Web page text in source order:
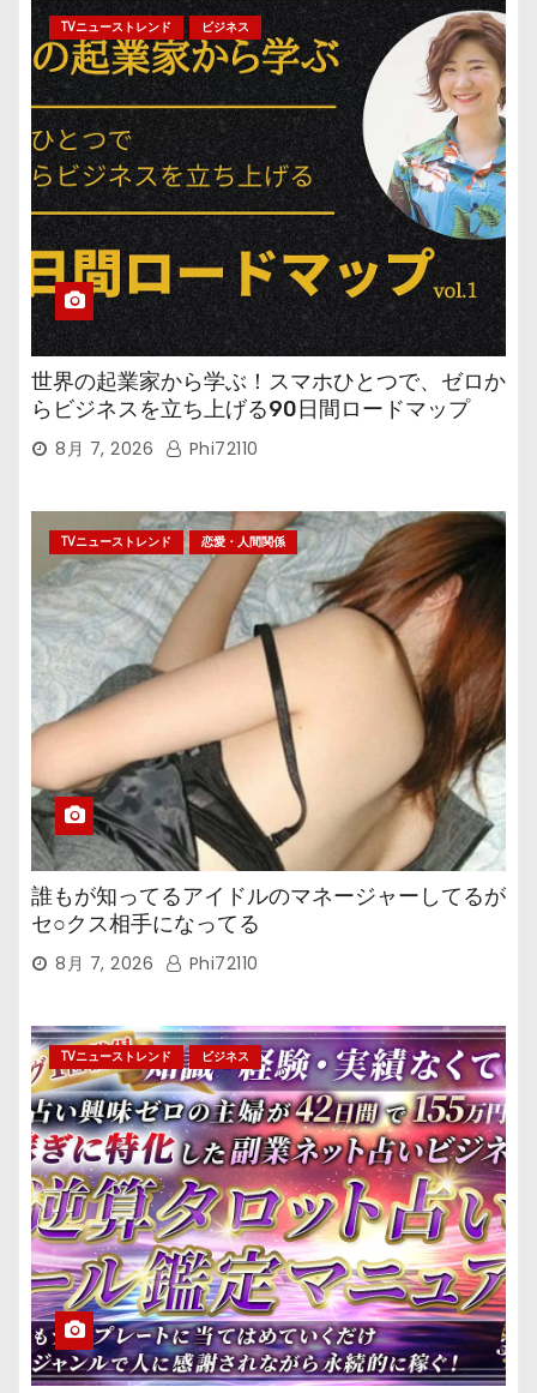
TVニューストレンド ビジネス
世界の起業家から学ぶ！スマホひとつで、ゼロか
らビジネスを立ち上げる90日間ロードマップ
8月 7, 2026 Phi72110
TVニューストレンド 恋愛・人間関係
誰もが知ってるアイドルのマネージャーしてるが
セ○クス相手になってる
8月 7, 2026 Phi72110
TVニューストレンド ビジネス